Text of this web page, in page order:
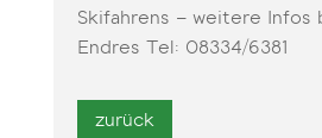
Skifahrens – weitere Infos
Endres Tel: 08334/6381